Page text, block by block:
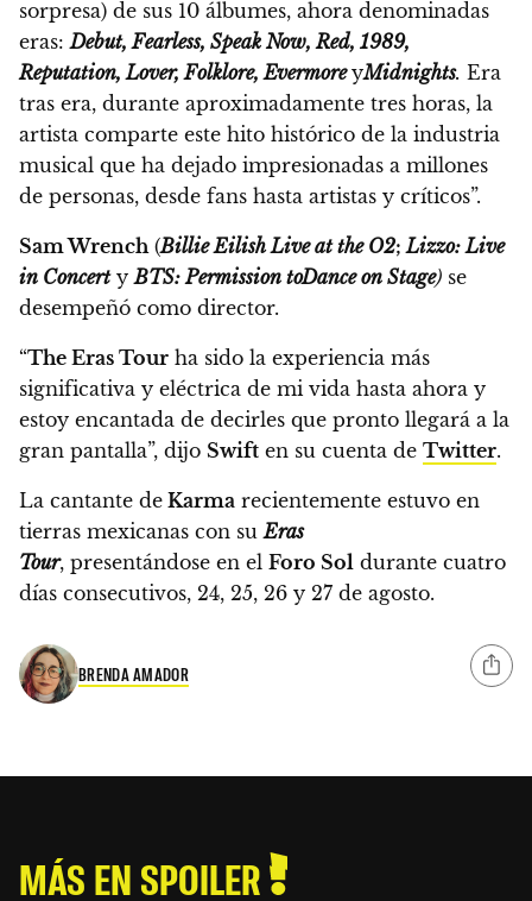
sorpresa) de sus 10 álbumes, ahora denominadas
eras:Debut, Fearless, Speak Now, Red, 1989,
Reputation, Lover, Folklore, EvermoreyMidnights. Era
tras era, durante aproximadamente tres horas, la
artista comparte este hito histórico de la industria
musical que ha dejado impresionadas a millones
de personas, desde fans hasta artistas y críticos”.
Sam Wrench (Billie Eilish Live at the O2; Lizzo: Live
in ConcertyBTS: Permission toDance on Stage) se
desempeñó como director.
“The Eras Tour ha sido la experiencia más
significativa y eléctrica de mi vida hasta ahora y
estoy encantada de decirles que pronto llegará a la
gran pantalla”, dijo Swift en su cuenta de Twitter.
La cantante de Karma recientemente estuvo en
tierras mexicanas con suEras
Tour, presentándose en el Foro Sol durante cuatro
días consecutivos, 24, 25, 26 y 27 de agosto.
BRENDA AMADOR
MÁS EN SPOILER